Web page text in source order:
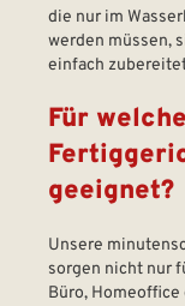
die nur im
werden müssen,
einfach
Für
geeignet?
Unsere
sorgen nicht nur
Büro,